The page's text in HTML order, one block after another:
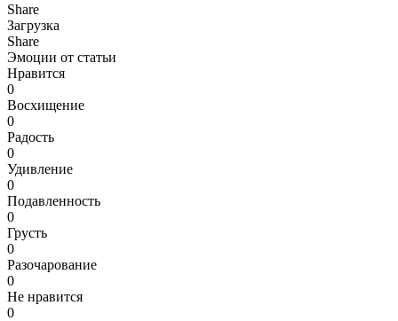
Share
Загрузка
Share
Эмоции от статьи
Нравится
0
Восхищение
0
Радость
0
Удивление
0
Подавленность
0
Грусть
0
Разочарование
0
Не нравится
0